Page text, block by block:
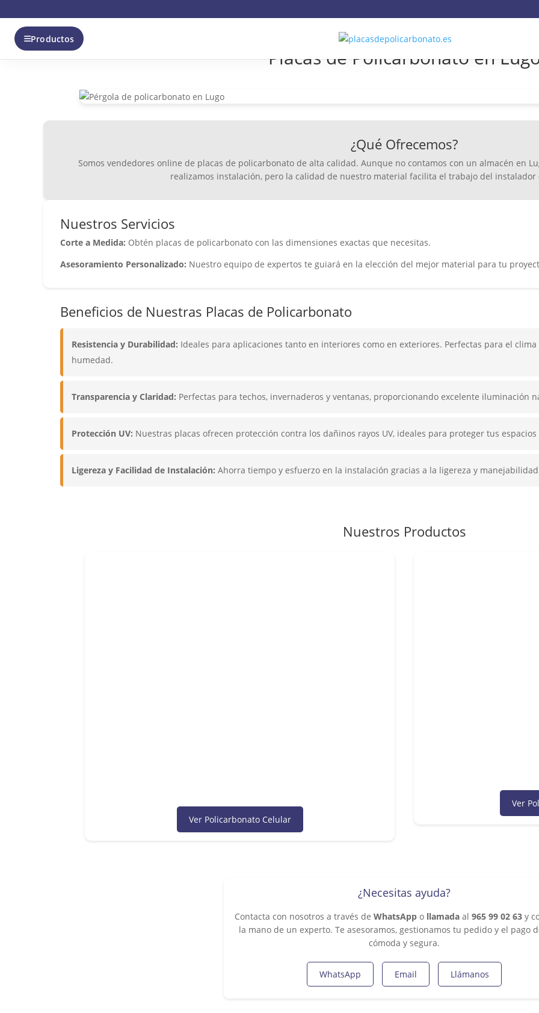
Productos
Placas de Policarbonato en
¿Qué Ofrecemos?
Somos vendedores online de placas de policarbonato de alta calidad. Aunque no contamos con un almacén en
realizamos instalación, pero la calidad de nuestro material facilita el trabajo del instalador
Nuestros Servicios
Corte a Medida: Obtén placas de policarbonato con las dimensiones exactas que necesitas.
Asesoramiento Personalizado: Nuestro equipo de expertos te guiará en la elección del mejor material para tu
Beneficios de Nuestras Placas de Policarbonato
Resistencia y Durabilidad: Ideales para aplicaciones tanto en interiores como en exteriores. Perfectas para el
humedad.
Transparencia y Claridad: Perfectas para techos, invernaderos y ventanas, proporcionando excelente iluminación
Protección UV: Nuestras placas ofrecen protección contra los dañinos rayos UV, ideales para proteger tus
Ligereza y Facilidad de Instalación: Ahorra tiempo y esfuerzo en la instalación gracias a la ligereza y
Nuestros Productos
Ver Policarbonato Celular
Ver
¿Necesitas ayuda?
Contacta con nosotros a través de WhatsAppo llamadaal 965 99 02 63y
la mano de un experto. Te asesoramos, gestionamos tu pedido y el pago
cómoda y segura.
WhatsApp Email Llámanos